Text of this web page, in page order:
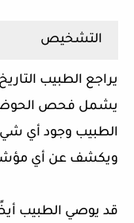
التشخيص
يراجع الطبيب
يشمل فحص
الطبيب وجود أي
ويكشف عن أي
قد يوصي الطبيب